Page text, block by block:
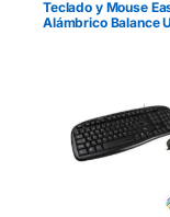
Teclado y Mouse
Alámbrico Balance